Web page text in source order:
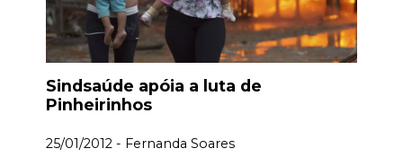
Sindsaúde apóia a luta de
Pinheirinhos
25/01/2012 - Fernanda Soares